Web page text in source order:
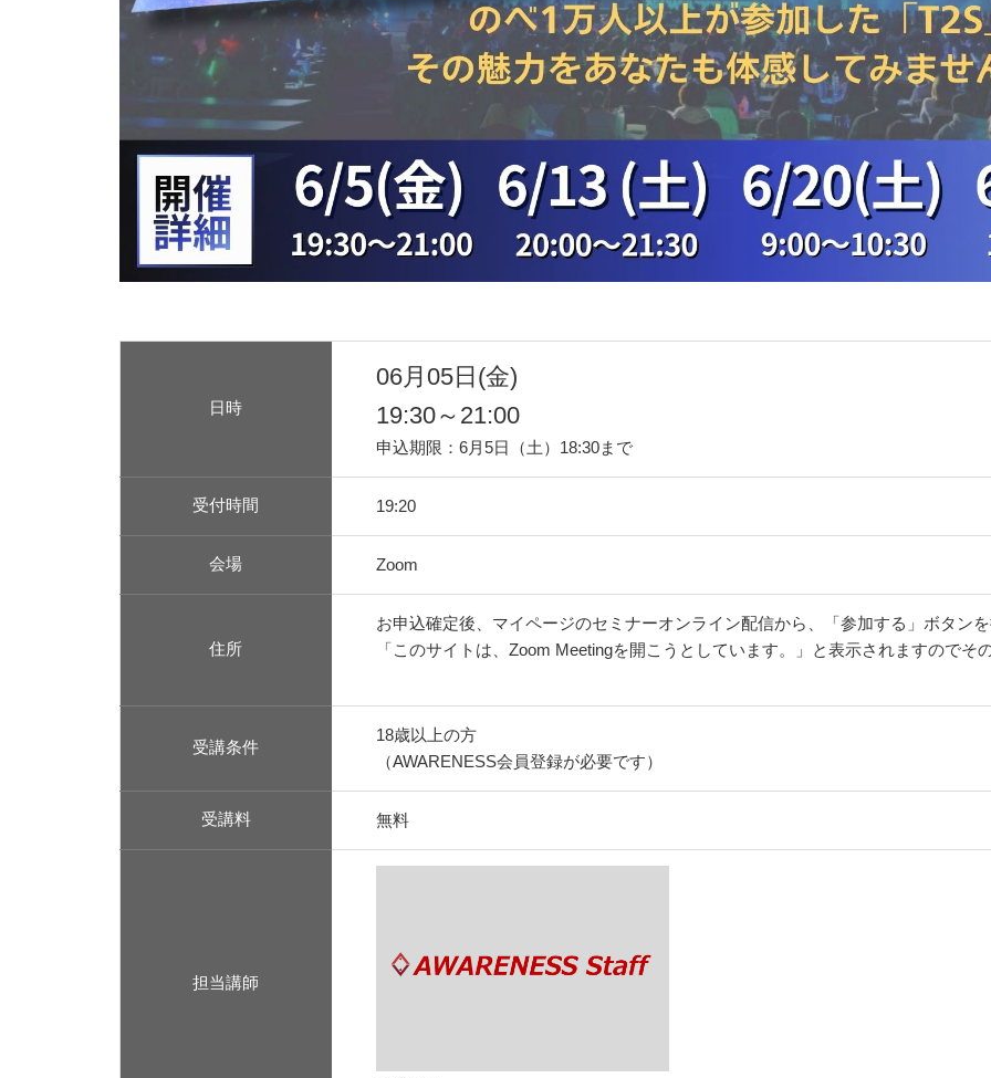
日時
06月05日(金)
19:30～21:00
申込期限：6月5日（土）18:30まで
受付時間 19:20
会場 Zoom
住所
お申込確定後、マイページのセミナーオンライン配信から、「参加する」ボタン
「このサイトは、Zoom Meetingを開こうとしています。」と表示されますのでそ
受講条件
18歳以上の方
（AWARENESS会員登録が必要です）
受講料 無料
担当講師